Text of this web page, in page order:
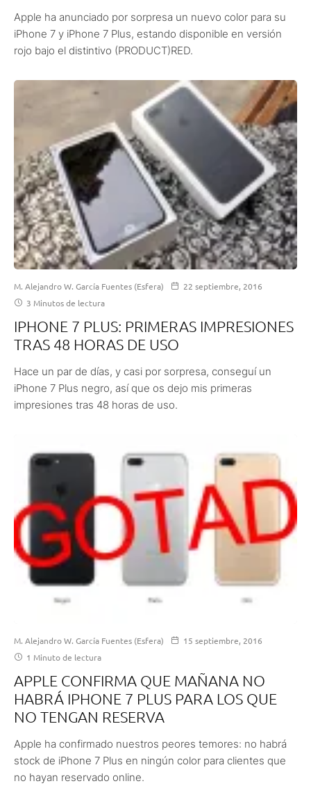
Apple ha anunciado por sorpresa un nuevo color para su
iPhone 7 y iPhone 7 Plus, estando disponible en versión
rojo bajo el distintivo (PRODUCT)RED.
M. Alejandro W. García Fuentes (Esfera)
22 septiembre, 2016
3 Minutos de lectura
IPHONE 7 PLUS: PRIMERAS IMPRESIONES
TRAS 48 HORAS DE USO
Hace un par de días, y casi por sorpresa, conseguí un
iPhone 7 Plus negro, así que os dejo mis primeras
impresiones tras 48 horas de uso.
M. Alejandro W. García Fuentes (Esfera)
15 septiembre, 2016
1 Minuto de lectura
APPLE CONFIRMA QUE MAÑANA NO
HABRÁ IPHONE 7 PLUS PARA LOS QUE
NO TENGAN RESERVA
Apple ha confirmado nuestros peores temores: no habrá
stock de iPhone 7 Plus en ningún color para clientes que
no hayan reservado online.